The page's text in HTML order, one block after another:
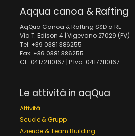
Aqqua canoa & Rafting
AqQua Canoa & Rafting SSD a RL
Via T. Edison 4 | Vigevano 27029 (PV)
Tel: +39 0381 386255
Fax: +39 0381 386255
CF: 04172110167 | P.Iva: 04172110167
Le attività in aqQua
Attività
Scuole & Gruppi
Aziende & Team Building